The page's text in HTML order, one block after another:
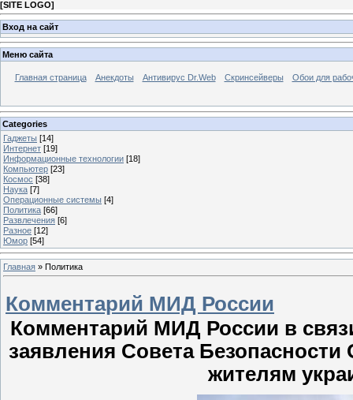
[SITE LOGO]
Вход на сайт
Меню сайта
Главная страница Анекдоты Антивирус Dr.Web Скринсейверы Обои для
Categories
Гаджеты [14]
Интернет [19]
Информационные технологии [18]
Компьютер [23]
Космос [38]
Наука [7]
Операционные системы [4]
Политика [66]
Развлечения [6]
Разное [12]
Юмор [54]
Главная » Политика
Комментарий МИД России
Комментарий МИД России в
заявления Совета
жителям